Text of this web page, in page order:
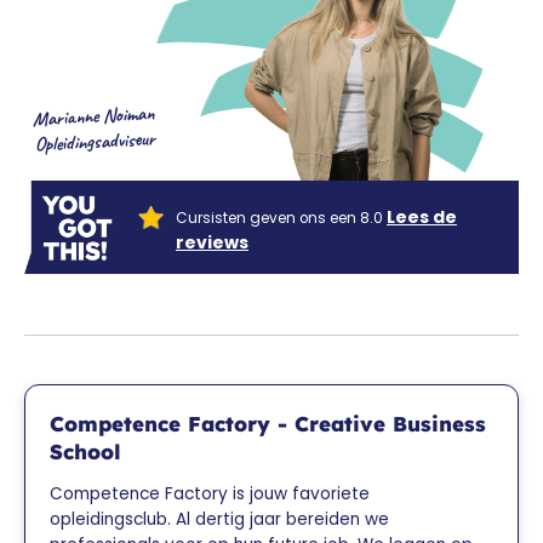
Marianne Noiman
Opleidingsadviseur
Cursisten geven ons een 8.0 Lees de
reviews
Competence Factory - Creative Business
School
Competence Factory is jouw favoriete
opleidingsclub. Al dertig jaar bereiden we